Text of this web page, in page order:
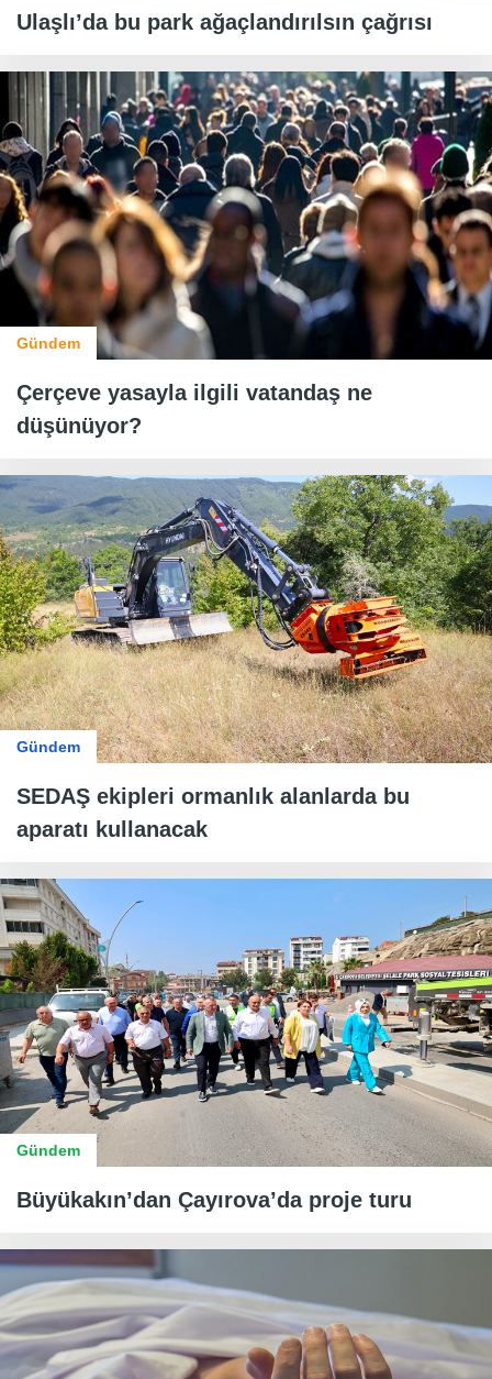
Ulaşlı’da bu park ağaçlandırılsın çağrısı
Gündem
Çerçeve yasayla ilgili vatandaş ne
düşünüyor?
Gündem
SEDAŞ ekipleri ormanlık alanlarda bu
aparatı kullanacak
Gündem
Büyükakın’dan Çayırova’da proje turu